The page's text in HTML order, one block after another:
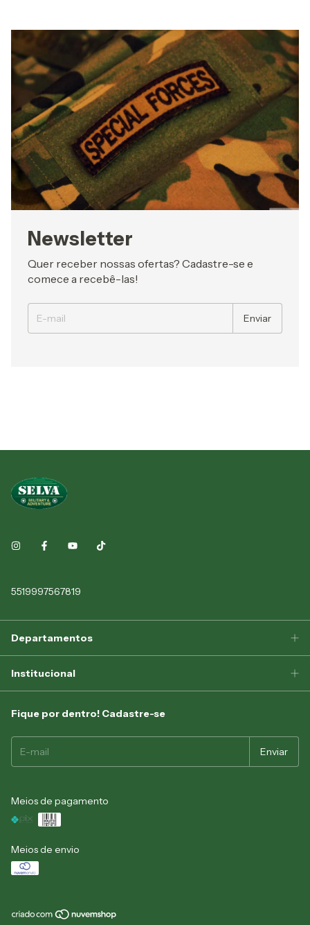
Newsletter
Quer receber nossas ofertas? Cadastre-se e
comece a recebê-las!
5519997567819
Departamentos
Institucional
Fique por dentro! Cadastre-se
Meios de pagamento
Meios de envio